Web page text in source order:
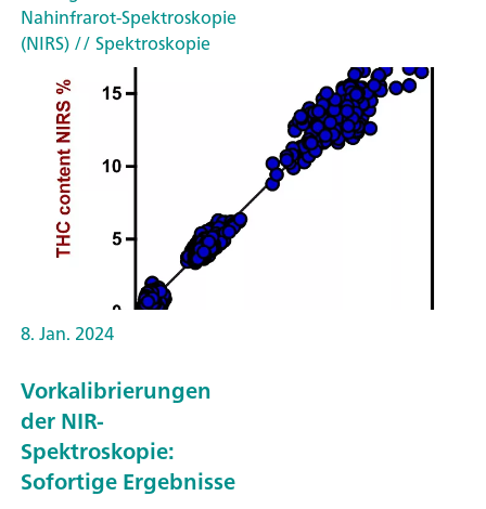
Nahinfrarot-Spektroskopie
(NIRS)// Spektroskopie
8. Jan. 2024
Vorkalibrierungen
der NIR-
Spektroskopie:
Sofortige Ergebnisse